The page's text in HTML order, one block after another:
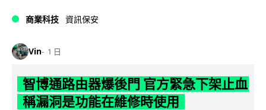
商業科技 資訊保安
Vin 1 日
智博通路由器爆後門 官方緊急下架止血
稱漏洞是功能在維修時使用